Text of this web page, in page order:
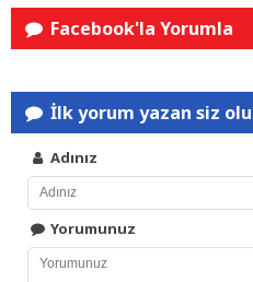
Facebook'la Yorumla
İlk yorum yazan siz
Adınız
Yorumunuz